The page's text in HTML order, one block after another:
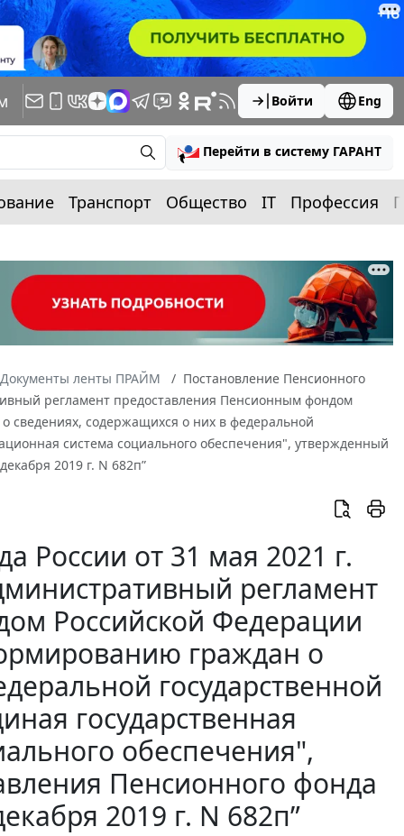
Войти Eng
Перейти в систему ГАРАНТ
Транспорт Общество IT Профессия
Документы ленты ПРАЙМ
Постановление Пенсионного
регламент предоставления Пенсионным фондом
сведениях, содержащихся о них в федеральной
система социального обеспечения", утвержденный
2019 г. N 682п”
России от 31 мая 2021 г.
регламент
Российской Федерации
граждан о
государственной
государственная
обеспечения",
Пенсионного фонда
2019 г. N 682п”